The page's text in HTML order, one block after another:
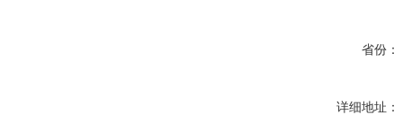
省份：
详细地址：